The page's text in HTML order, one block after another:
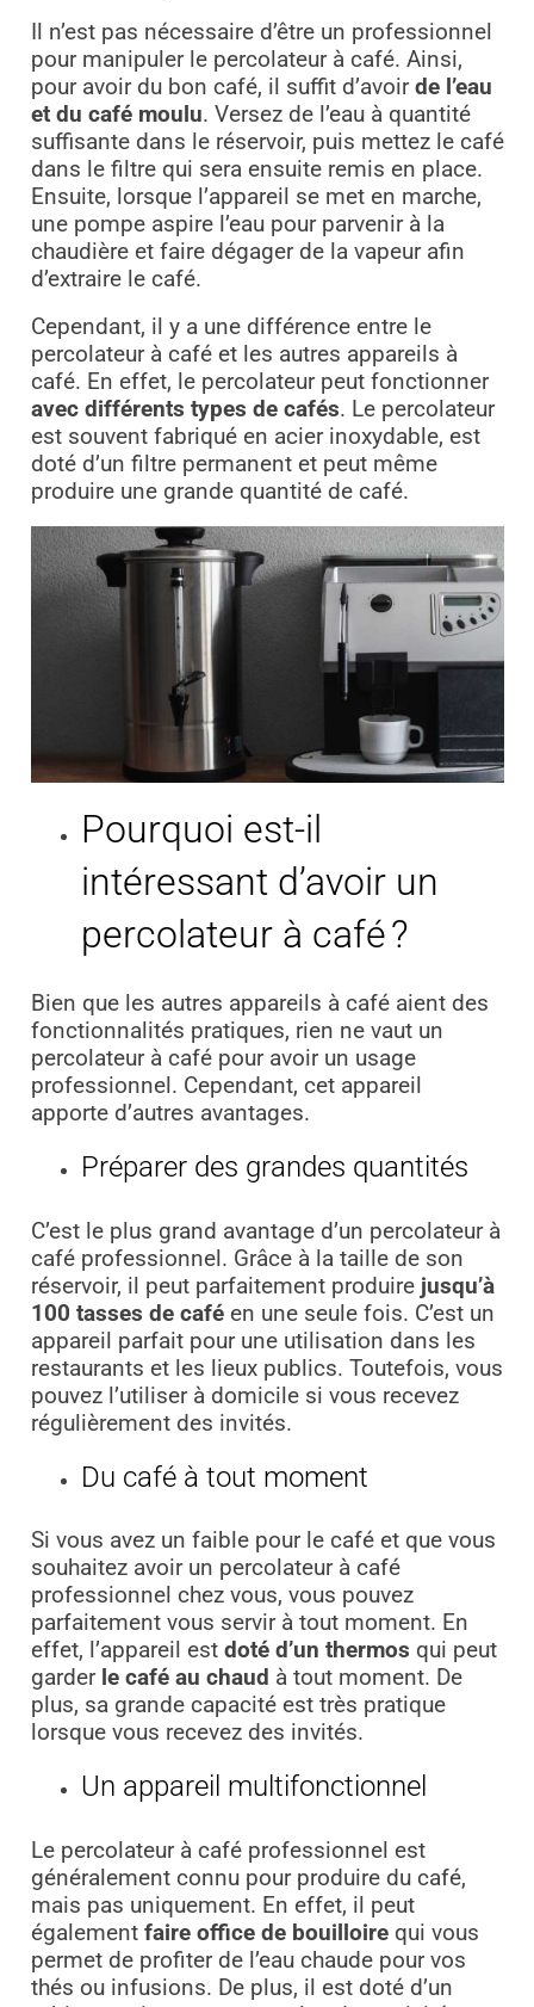
Il n’est pas nécessaire d’être un professionnel
pour manipuler le percolateur à café. Ainsi,
pour avoir du bon café, il suffit d’avoirde l’eau
et du café moulu. Versez de l’eau à quantité
suffisante dans le réservoir, puis mettez le café
dans le filtre qui sera ensuite remis en place.
Ensuite, lorsque l’appareil se met en marche,
une pompe aspire l’eau pour parvenir à la
chaudière et faire dégager de la vapeur afin
d’extraire le café.
Cependant, il y a une différence entre le
percolateur à café et les autres appareils à
café. En effet, le percolateur peut fonctionner
avec différents types de cafés. Le percolateur
est souvent fabriqué en acier inoxydable, est
doté d’un filtre permanent et peut même
produire une grande quantité de café.
Pourquoi est-il
intéressant d’avoir un
percolateur à café ?
Bien que les autres appareils à café aient des
fonctionnalités pratiques, rien ne vaut un
percolateur à café pour avoir un usage
professionnel. Cependant, cet appareil
apporte d’autres avantages.
Préparer des grandes quantités
C’est le plus grand avantage d’un percolateur à
café professionnel. Grâce à la taille de son
réservoir, il peut parfaitement produire jusqu’à
100 tasses de caféen une seule fois. C’est un
appareil parfait pour une utilisation dans les
restaurants et les lieux publics. Toutefois, vous
pouvez l’utiliser à domicile si vous recevez
régulièrement des invités.
Du café à tout moment
Si vous avez un faible pour le café et que vous
souhaitez avoir un percolateur à café
professionnel chez vous, vous pouvez
parfaitement vous servir à tout moment. En
effet, l’appareil est doté d’un thermos qui peut
garder le café au chaud à tout moment. De
plus, sa grande capacité est très pratique
lorsque vous recevez des invités.
Un appareil multifonctionnel
Le percolateur à café professionnel est
généralement connu pour produire du café,
mais pas uniquement. En effet, il peut
également faire office de bouilloirequi vous
permet de profiter de l’eau chaude pour vos
thés ou infusions. De plus, il est doté d’un